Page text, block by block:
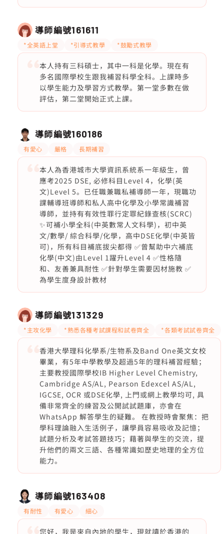
導師編號161611
*全英語上堂 *引導式教學 *鼓勵式教學
本人持有三科碩士，其中一科是化學。現在有
多名國際學校生跟我補習科學全科。上課時多
以學生能力及學習方式教學。第一堂多數在做
評估，第二堂開始正式上課。
導師編號160186
有愛心 嚴格 長期補習
本人為香港城市大學資訊系統系一年級生，曾
應考2025 DSE, 必修科目Level 4，化學(英
文)Level 5。已任職兼職私補導師一年，現職功
課輔導班導師和私人高中化學及小學常識補習
導師，並持有有效性罪行定罪紀錄查核(SCRC)
✨可補小學全科(中英數常人文科學)，初中英
文/數學/ 綜合科學/化學，高中DSE化學(中英皆
可)，所有科目補底拔尖都得 ✅曾幫助中六補底
化學(中文)由Level 1躍升Level 4 ✅性格隨
和、友善兼具耐性 ✅針對學生需要因材施教 ✅
為學生度身設計教材
導師編號131329
*主攻化學 *熟悉各種考試課程和試卷齊全 *各類考試試卷齊全
香港大學理科化學系/生物系及Band One英文女校
畢業，有5年中學教學及超過5年的理科補習經驗；
主要教授國際學校IB Higher Level Chemistry,
Cambridge AS/AL, Pearson Edexcel AS/AL,
IGCSE, OCR 或DSE化學, 上門或網上教學均可, 具
備非常齊全的練習及公開試試題庫，亦會在
WhatsApp 解答學生的疑難。 在教授時會聚焦：把
學科理論融入生活例子，讓學員容易吸收及記憶；
試題分析及考試答題技巧；藉著與學生的交流，提
升他們的兩文三語、各種常識如歷史地理的全方位
能力。
導師編號163408
有耐性 有愛心 細心
您好，我是來自內地的學生，現就讀於香港的